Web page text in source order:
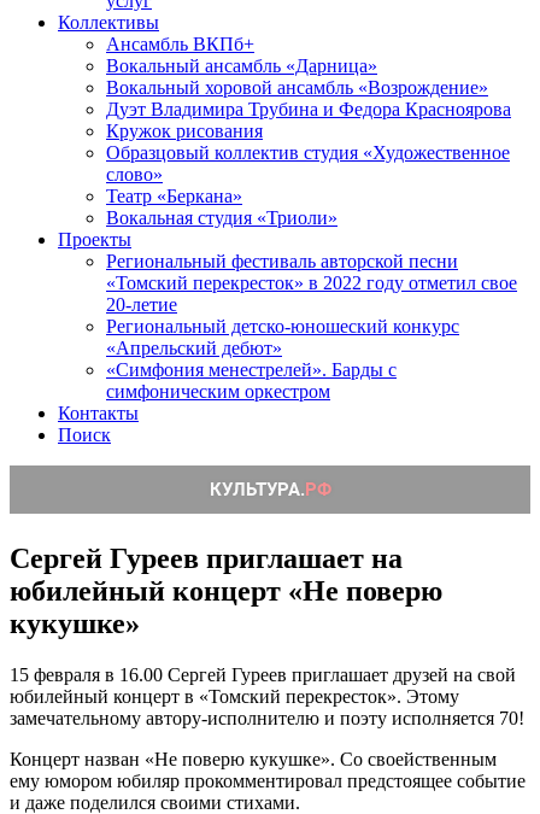
Коллективы
Ансамбль ВКПб+
Вокальный ансамбль «Дарница»
Вокальный хоровой ансамбль «Возрождение»
Дуэт Владимира Трубина и Федора Красноярова
Кружок рисования
Образцовый коллектив студия «Художественное
слово»
Театр «Беркана»
Вокальная студия «Триоли»
Проекты
Региональный фестиваль авторской песни
«Томский перекресток» в 2022 году отметил свое
20-летие
Региональный детско-юношеский конкурс
«Апрельский дебют»
«Симфония менестрелей». Барды с
симфоническим оркестром
Контакты
Поиск
Сергей Гуреев приглашает на
юбилейный концерт «Не поверю
кукушке»
15 февраля в 16.00 Сергей Гуреев приглашает друзей на свой
юбилейный концерт в «Томский перекресток». Этому
замечательному автору-исполнителю и поэту исполняется 70!
Концерт назван «Не поверю кукушке». Со своейственным
ему юмором юбиляр прокомментировал предстоящее событие
и даже поделился своими стихами.